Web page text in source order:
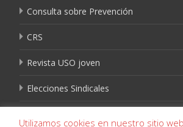
Consulta sobre Prevención
CRS
Revista USO joven
Elecciones Sindicales
Utilizamos cookies en nuestro sitio